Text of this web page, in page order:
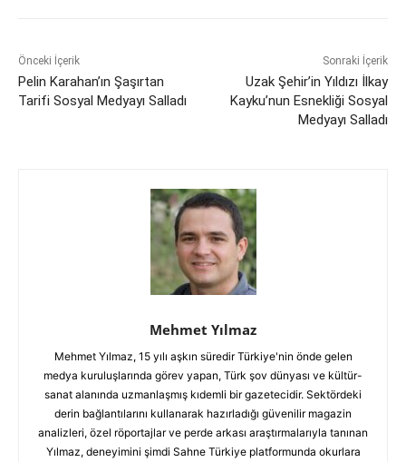
Önceki İçerik
Pelin Karahan’ın Şaşırtan
Tarifi Sosyal Medyayı Salladı
Sonraki İçerik
Uzak Şehir’in Yıldızı İlkay
Kayku’nun Esnekliği Sosyal
Medyayı Salladı
Mehmet Yılmaz
Mehmet Yılmaz, 15 yılı aşkın süredir Türkiye'nin önde gelen
medya kuruluşlarında görev yapan, Türk şov dünyası ve kültür-
sanat alanında uzmanlaşmış kıdemli bir gazetecidir. Sektördeki
derin bağlantılarını kullanarak hazırladığı güvenilir magazin
analizleri, özel röportajlar ve perde arkası araştırmalarıyla tanınan
Yılmaz, deneyimini şimdi Sahne Türkiye platformunda okurlara